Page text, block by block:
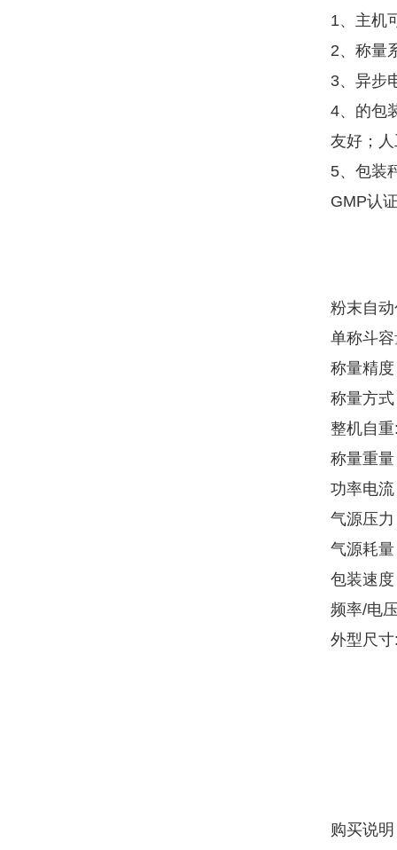
1、主机
2、称量
3、异步
4、的包
友好；
5、包装
GMP认
粉末自
单称斗
称量精
称量方
整机自
称量重
功率电
气源压
气源耗
包装速
频率/电
外型尺
购买说